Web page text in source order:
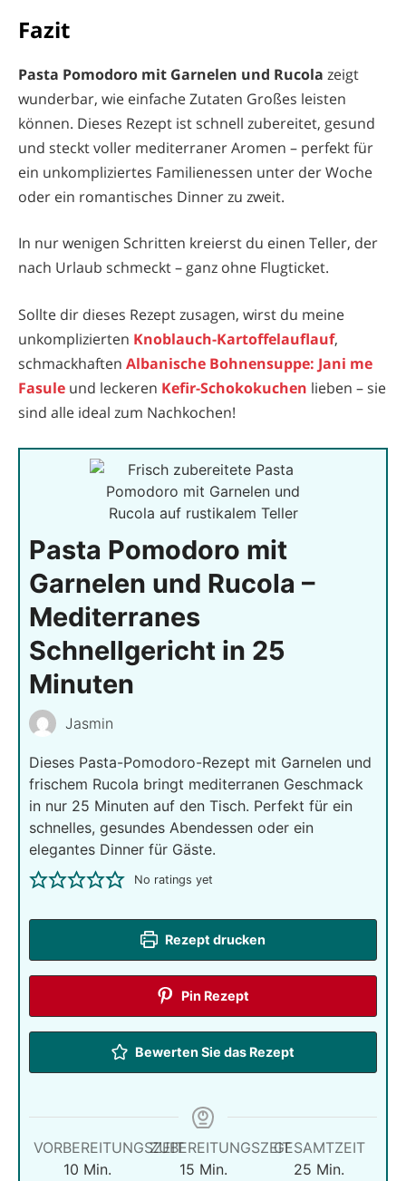
Fazit
Pasta Pomodoro mit Garnelen und Rucola zeigt
wunderbar, wie einfache Zutaten Großes leisten
können. Dieses Rezept ist schnell zubereitet, gesund
und steckt voller mediterraner Aromen – perfekt für
ein unkompliziertes Familienessen unter der Woche
oder ein romantisches Dinner zu zweit.
In nur wenigen Schritten kreierst du einen Teller, der
nach Urlaub schmeckt – ganz ohne Flugticket.
Sollte dir dieses Rezept zusagen, wirst du meine
unkomplizierten Knoblauch-Kartoffelauflauf,
schmackhaften Albanische Bohnensuppe: Jani me
Fasule und leckeren Kefir-Schokokuchen lieben – sie
sind alle ideal zum Nachkochen!
Pasta Pomodoro mit
Garnelen und Rucola –
Mediterranes
Schnellgericht in 25
Minuten
Jasmin
Dieses Pasta-Pomodoro-Rezept mit Garnelen und
frischem Rucola bringt mediterranen Geschmack
in nur 25 Minuten auf den Tisch. Perfekt für ein
schnelles, gesundes Abendessen oder ein
elegantes Dinner für Gäste.
No ratings yet
Rezept drucken
Pin Rezept
Bewerten Sie das Rezept
VORBEREITUNGSZEIT
10Minuten
Min.
ZUBEREITUNGSZEIT
15Minuten
Min.
GESAMTZEIT
25 Minuten
Min.